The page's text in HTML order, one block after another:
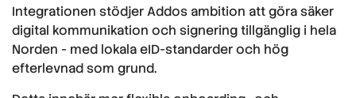
Integrationen stödjer Addos ambition att göra säker
digital kommunikation och signering tillgänglig i hela
Norden - med lokala eID-standarder och hög
efterlevnad som grund.